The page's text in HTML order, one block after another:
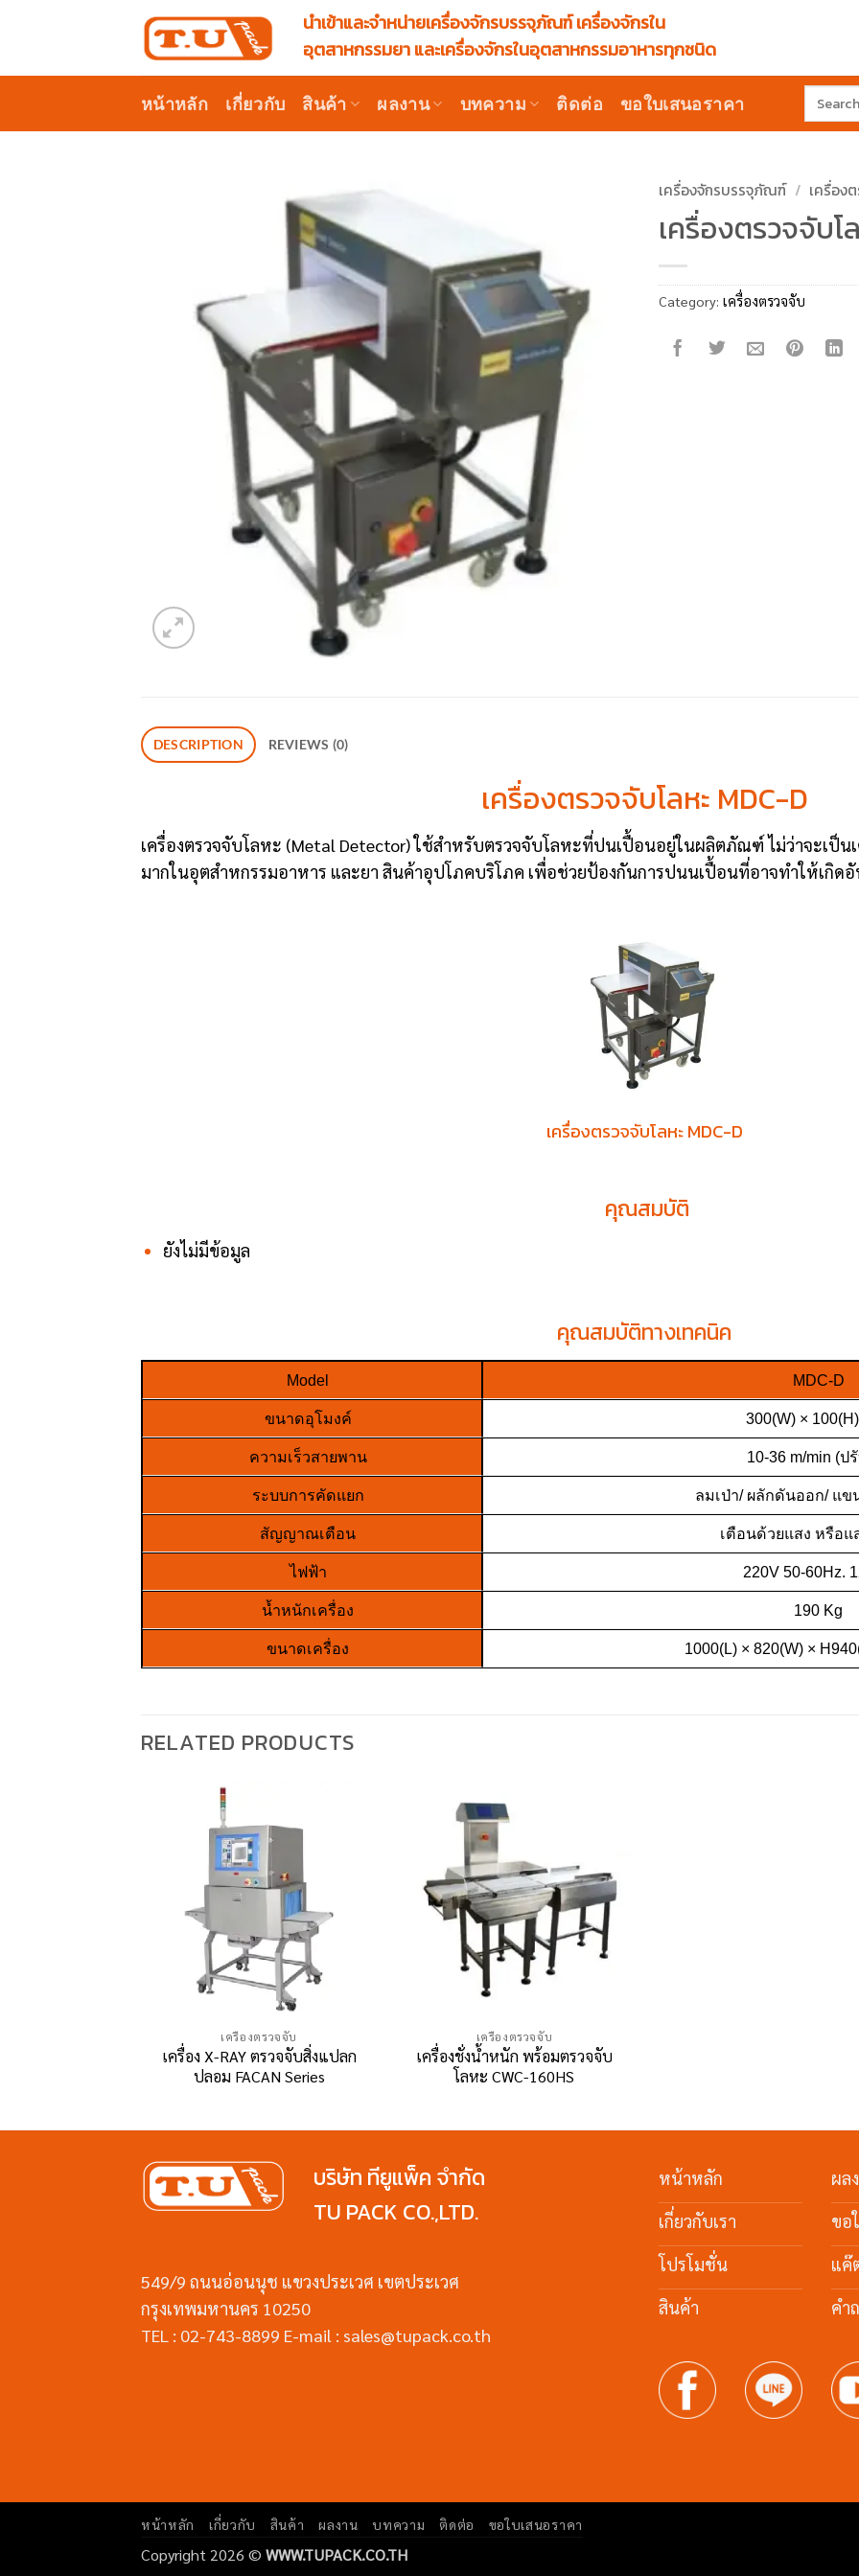
นำเข้าและจำหน่ายเครื่องจักรบรรจุภัณฑ์ เครื่องจักรใน
อุตสาหกรรมยา และเครื่องจักรในอุตสาหกรรมอาหารทุกชนิด
หน้าหลัก เกี่ยวกับ สินค้า ผลงาน บทความ ติดต่อ ขอใบเสนอราคา
Search
for:
เครื่องจักรบรรจุภัณฑ์ / เครื่อง
เครื่องตรวจจับโ
Category: เครื่องตรวจจับ
DESCRIPTION REVIEWS (0)
เครื่องตรวจจับโลหะ MDC-D
เครื่องตรวจจับโลหะ (Metal Detector) ใช้สำหรับตรวจจับโลหะที่ปนเปื้อนอยู่ในผลิตภัณฑ์ ไม่ว่าจะเป็
มากในอุตสำหกรรมอาหาร และยา สินค้าอุปโภคบริโภค เพื่อช่วยป้องกันการปนนเปื้อนที่อาจทำให้เกิด
เครื่องตรวจจับโลหะ MDC-D
คุณสมบัติ
ยังไม่มีข้อมูล
คุณสมบัติทางเทคนิค
Model MDC-D
ขนาดอุโมงค์ 300(W) ×
ความเร็วสายพาน 10-36 m/min (ป
ระบบการคัดแยก ลมเป่า/ ผลักดันออก/ แข
สัญญาณเตือน เตือนด้วยแสง หรือแ
ไฟฟ้า 220V 50-60Hz.
น้ำหนักเครื่อง 190 Kg
ขนาดเครื่อง 1000(L) × 820(W) ×
RELATED PRODUCTS
เครื่องตรวจจับ
เครื่อง X-RAY ตรวจจับสิ่งแปลก
ปลอม FACAN Series
เครื่องตรวจจับ
เครื่องชั่งน้ำหนัก พร้อมตรวจจับ
โลหะ CWC-160HS
บริษัท ทียูแพ็ค จำกัด
TU PACK CO.,LTD.
549/9 ถนนอ่อนนุช แขวงประเวศ เขตประเวศ
กรุงเทพมหานคร 10250
TEL : 02-743-8899 E-mail : sales@tupack.co.th
หน้าหลัก
เกี่ยวกับเรา
โปรโมชั่น
สินค้า
ผล
ขอ
แค๊
คำ
หน้าหลัก เกี่ยวกับ สินค้า ผลงาน บทความ ติดต่อ ขอใบเสนอราคา
Copyright 2026 © WWW.TUPACK.CO.TH